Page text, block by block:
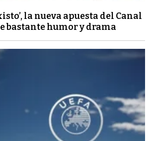
la nueva apuesta del Canal
bastante humor y drama